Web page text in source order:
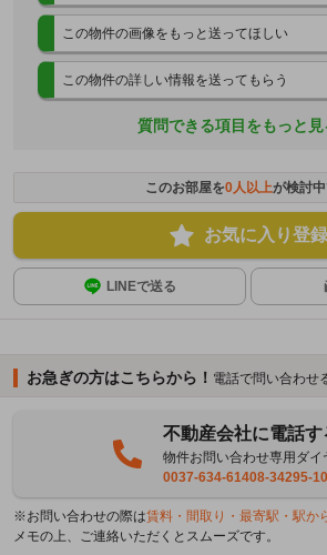
この物件の画像をもっと送ってほしい
この物件の詳しい情報を送ってもらう
質問できる項目をもっと見
このお部屋を0人以上が検討
お気に入り登録
LINEで送る
お急ぎの方はこちらから！ 電話で問い合わせ
不動産会社に電話す
物件お問い合わせ専用ダイ
0037-634-61408-34295-
※お問い合わせの際は賃料・間取り・最寄駅・駅か
メモの上、ご連絡いただくとスムーズです。